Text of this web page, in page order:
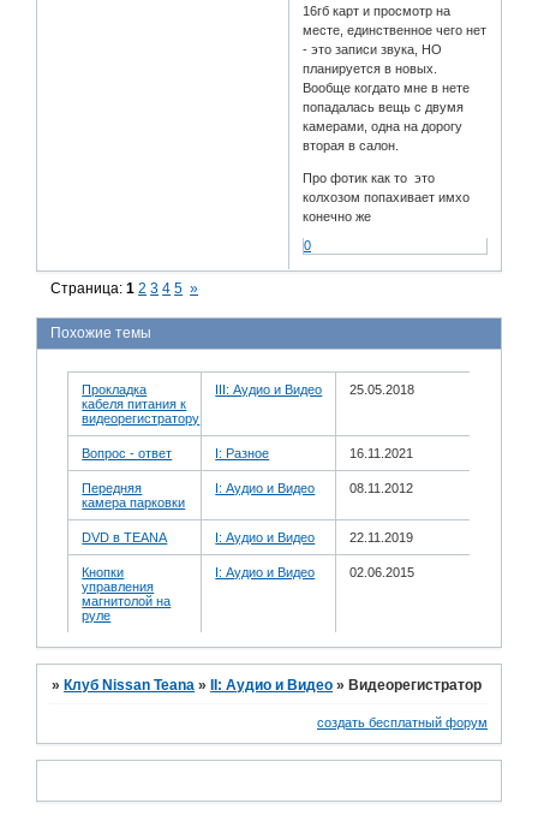
16гб карт и просмотр на
месте, единственное чего нет
- это записи звука, НО
планируется в новых.
Вообще когдато мне в нете
попадалась вещь с двумя
камерами, одна на дорогу
вторая в салон.
Про фотик как то это
колхозом попахивает имхо
конечно же
0
Страница:1 2 3 4 5 »
Похожие темы
Прокладка
кабеля питания к
видеорегистратору
III: Аудио и Bидео 25.05.2018
Вопрос - ответ I: Разное 16.11.2021
Передняя
камера парковки
I: Аудио и Bидео 08.11.2012
DVD в TEANA I: Аудио и Bидео 22.11.2019
Кнопки
управления
магнитолой на
руле
I: Аудио и Bидео 02.06.2015
» Клуб Nissan Teana » II: Аудио и Bидео » Видеорегистратор
создать бесплатный форум